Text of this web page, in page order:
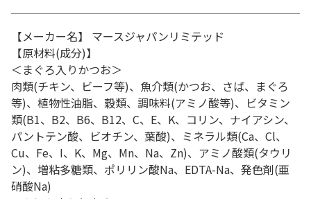
【メーカー名】 マースジャパンリミテッド
【原材料(成分)】
＜まぐろ入りかつお＞
肉類(チキン、ビーフ等)、魚介類(かつお、さば、まぐろ
等)、植物性油脂、穀類、調味料(アミノ酸等)、ビタミン
類(B1、B2、B6、B12、C、E、K、コリン、ナイアシン、
パントテン酸、ビオチン、葉酸)、ミネラル類(Ca、Cl、
Cu、Fe、I、K、Mg、Mn、Na、Zn)、アミノ酸類(タウリ
ン)、増粘多糖類、ポリリン酸Na、EDTA-Na、発色剤(亜
硝酸Na)